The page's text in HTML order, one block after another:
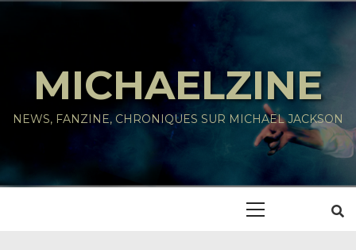
MICHAELZINE
NEWS, FANZINE, CHRONIQUES SUR MICHAEL JACKSON